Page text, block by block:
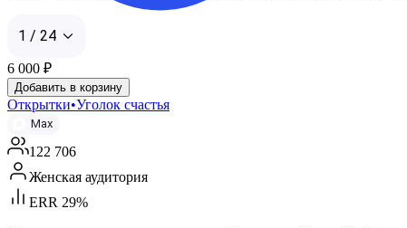
1 / 24
6 000 ₽
Добавить в корзину
Открытки•Уголок счастья
Max
122 706
Женская аудитория
ERR 29%